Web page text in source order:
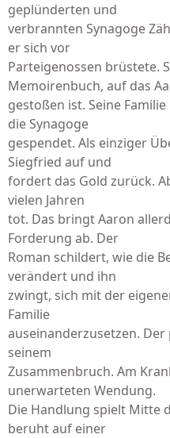
geplünderten und
verbrannten Synagoge
er sich vor
Parteigenossen brüstete.
Memoirenbuch, auf das
gestoßen ist. Seine
die Synagoge
gespendet. Als einziger
Siegfried auf und
fordert das Gold zurück.
vielen Jahren
tot. Das bringt Aaron
Forderung ab. Der
Roman schildert, wie die
verändert und ihn
zwingt, sich mit der
Familie
auseinanderzusetzen.
seinem
Zusammenbruch. Am
unerwarteten Wendung.
Die Handlung spielt Mitte
beruht auf einer